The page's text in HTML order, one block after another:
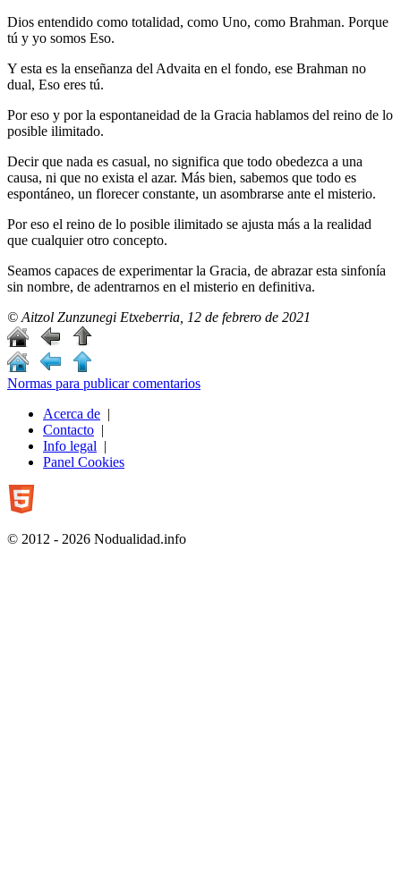
Dios entendido como totalidad, como Uno, como Brahman. Porque
tú y yo somos Eso.
Y esta es la enseñanza del Advaita en el fondo, ese Brahman no
dual, Eso eres tú.
Por eso y por la espontaneidad de la Gracia hablamos del reino de lo
posible ilimitado.
Decir que nada es casual, no significa que todo obedezca a una
causa, ni que no exista el azar. Más bien, sabemos que todo es
espontáneo, un florecer constante, un asombrarse ante el misterio.
Por eso el reino de lo posible ilimitado se ajusta más a la realidad
que cualquier otro concepto.
Seamos capaces de experimentar la Gracia, de abrazar esta sinfonía
sin nombre, de adentrarnos en el misterio en definitiva.
© Aitzol Zunzunegi Etxeberria, 12 de febrero de 2021
Normas para publicar comentarios
Acerca de |
Contacto |
Info legal |
Panel Cookies
© 2012 - 2026 Nodualidad.info